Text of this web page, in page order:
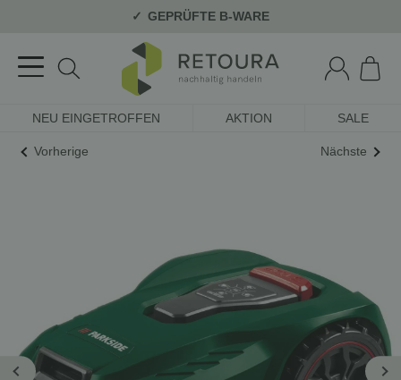
GEPRÜFTE B-WARE
NEU EINGETROFFEN AKTION SALE
Vorherige Nächste